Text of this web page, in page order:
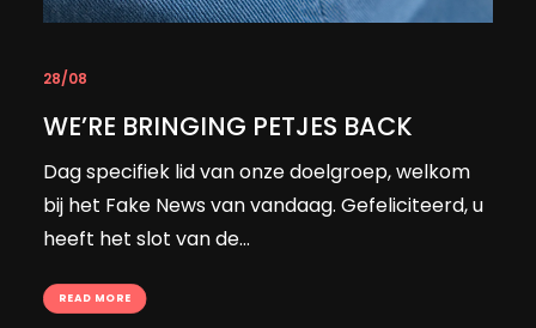
28/08
WE’RE BRINGING PETJES BACK
Dag specifiek lid van onze doelgroep, welkom
bij het Fake News van vandaag. Gefeliciteerd, u
heeft het slot van de…
READ MORE